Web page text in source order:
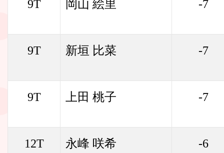
9T 岡山 絵里 -7
9T 新垣 比菜 -7
9T 上田 桃子 -7
12T 永峰 咲希 -6